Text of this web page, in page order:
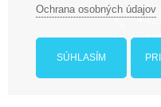
Ochrana osobných údajov
SÚHLASÍM